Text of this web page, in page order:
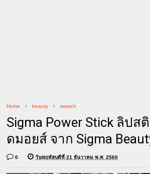
Home beauty swatch
Sigma Power Stick ลิปส
ดมอยส์ จาก Sigma
0 วันพฤหัสบดีที่ 21 ธันวาคม พ.ศ. 2560